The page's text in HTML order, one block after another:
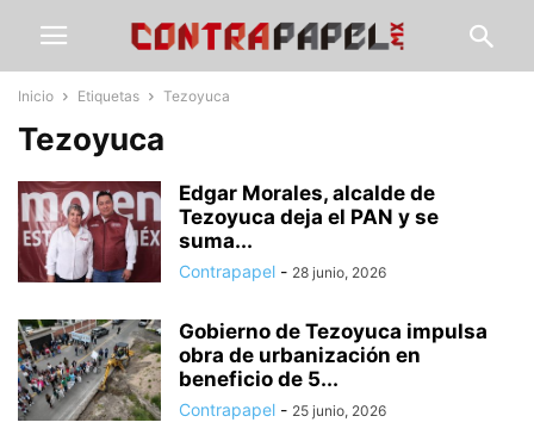
Inicio Etiquetas Tezoyuca
Tezoyuca
Edgar Morales, alcalde de
Tezoyuca deja el PAN y se
suma...
Contrapapel - 28 junio, 2026
Gobierno de Tezoyuca impulsa
obra de urbanización en
beneficio de 5...
Contrapapel - 25 junio, 2026